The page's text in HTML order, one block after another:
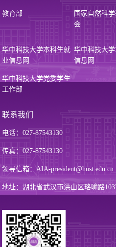
教育部
国家自然科
会
华中科技大学本科生就
业信息网
华中科技大
信息网
华中科技大学党委学生
工作部
联系我们
电话：027-87543130
传真：027-87543130
领导信箱：AIA-president@hust.edu.cn
地址：湖北省武汉市洪山区珞喻路